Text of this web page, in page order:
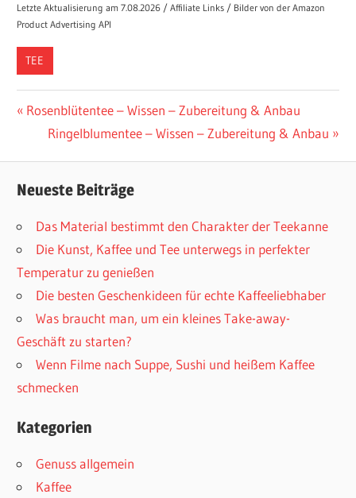
Letzte Aktualisierung am 7.08.2026 / Affiliate Links / Bilder von der Amazon
Product Advertising API
TEE
Beitragsnavigation
Vorheriger
Beitrag:
Rosenblütentee – Wissen – Zubereitung & Anbau
Nächster
Ringelblumentee – Wissen – Zubereitung & Anbau
Neueste Beiträge
Das Material bestimmt den Charakter der Teekanne
Die Kunst, Kaffee und Tee unterwegs in perfekter
Temperatur zu genießen
Die besten Geschenkideen für echte Kaffeeliebhaber
Was braucht man, um ein kleines Take-away-
Geschäft zu starten?
Wenn Filme nach Suppe, Sushi und heißem Kaffee
schmecken
Kategorien
Genuss allgemein
Kaffee